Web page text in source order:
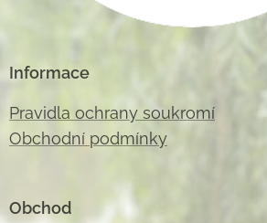
Informace
Pravidla ochrany soukromí
Obchodní podmínky
Obchod